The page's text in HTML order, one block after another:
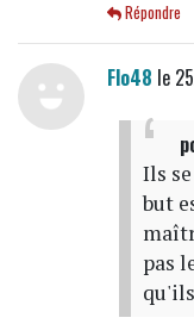
Répondre
Flo48 le
Ils
but
pas